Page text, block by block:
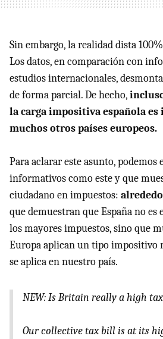
Sin embargo, la realidad dista
Los datos, en comparación con
estudios internacionales,
de forma parcial. De hecho,
la carga impositiva española
muchos otros países europeos.
Para aclarar este asunto,
informativos como este y que
ciudadano en impuestos:
que demuestran que España no
los mayores impuestos, sino que
Europa aplican un tipo impositivo
se aplica en nuestro país.
NEW: Is Britain really a high
Our collective tax bill is at its